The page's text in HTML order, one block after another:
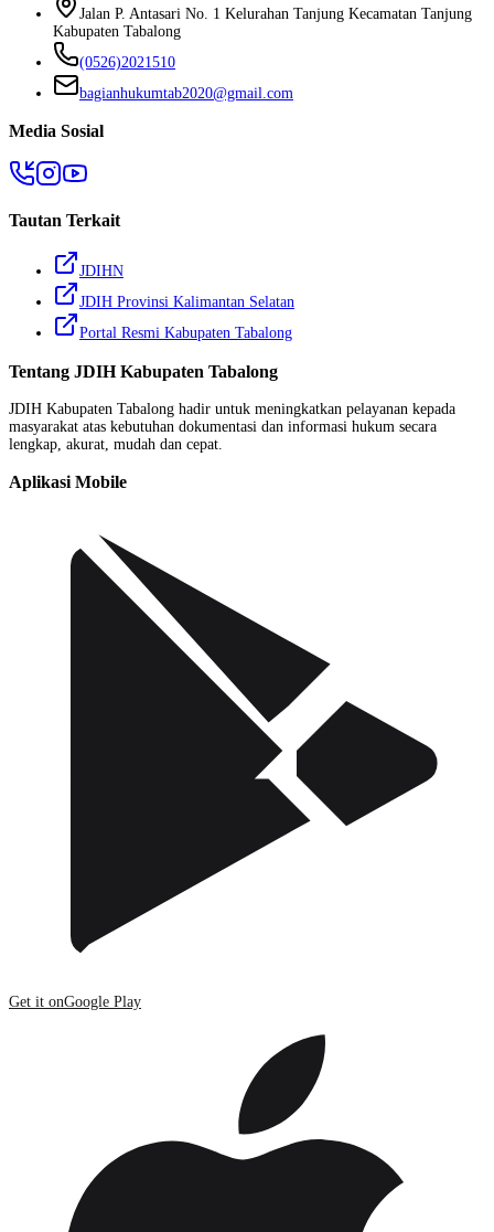
Jalan P. Antasari No. 1 Kelurahan Tanjung Kecamatan Tanjung
Kabupaten Tabalong
(0526)2021510
bagianhukumtab2020@gmail.com
Media Sosial
Tautan Terkait
JDIHN
JDIH Provinsi Kalimantan Selatan
Portal Resmi Kabupaten Tabalong
Tentang JDIH Kabupaten Tabalong
JDIH Kabupaten Tabalong hadir untuk meningkatkan pelayanan kepada
masyarakat atas kebutuhan dokumentasi dan informasi hukum secara
lengkap, akurat, mudah dan cepat.
Aplikasi Mobile
Get it onGoogle Play